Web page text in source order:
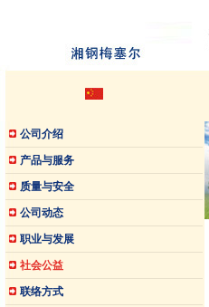
公司介绍
产品与服务
质量与安全
公司动态
职业与发展
社会公益
联络方式